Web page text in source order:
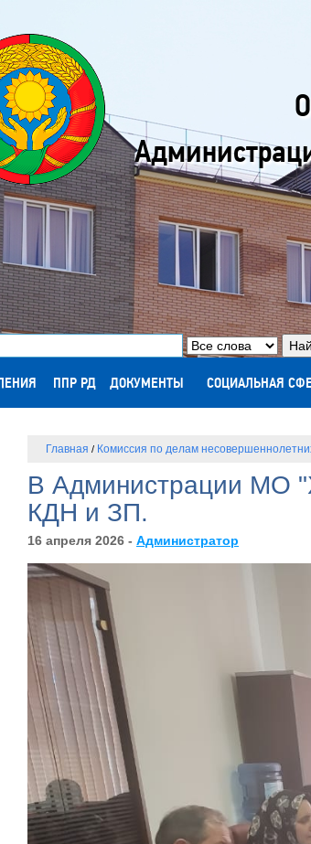
ППР РД ДОКУМЕНТЫ СОЦИАЛЬНАЯ
Главная / Комиссия по делам
В Администрации МО
КДН и ЗП.
16 апреля 2026 - Администратор